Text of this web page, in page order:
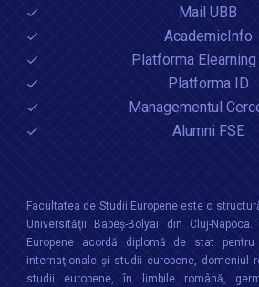
Mail UBB
AcademicInfo
Platforma Elearning
Platforma ID
Managementul
Alumni FSE
Facultatea de Studii Europene este o
Universităţii Babeș-Bolyai din Cluj-
Europene acordă diplomă de stat
internaţionale şi studii europene, domeniul
studii europene, în limbile română,